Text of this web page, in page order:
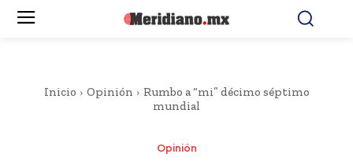
Inicio Opinión
Rumbo a “mi” décimo séptimo
mundial
Opinión